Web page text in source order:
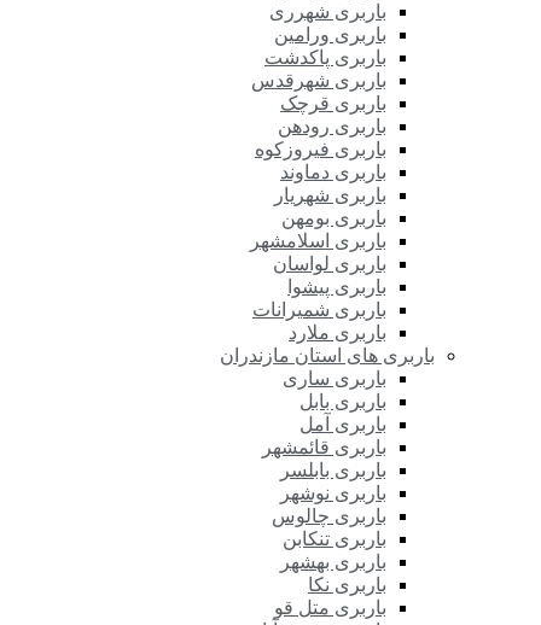
باربری شهرری
باربری ورامین
باربری پاکدشت
باربری شهرقدس
باربری قرچک
باربری رودهن
باربری فیروزکوه
باربری دماوند
باربری شهریار
باربری بومهن
باربری اسلامشهر
باربری لواسان
باربری پیشوا
باربری شمیرانات
باربری ملارد
باربری های استان مازندران
باربری ساری
باربری بابل
باربری آمل
باربری قائمشهر
باربری بابلسر
باربری نوشهر
باربری چالوس
باربری تنکابن
باربری بهشهر
باربری نکا
باربری متل قو